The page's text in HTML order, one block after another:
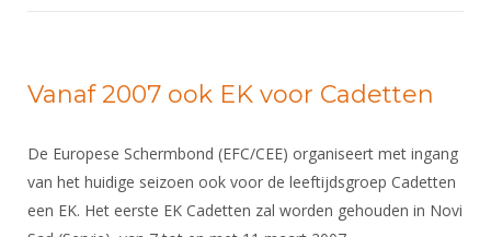
Vanaf 2007 ook EK voor Cadetten
De Europese Schermbond (EFC/CEE) organiseert met ingang
van het huidige seizoen ook voor de leeftijdsgroep Cadetten
een EK. Het eerste EK Cadetten zal worden gehouden in Novi